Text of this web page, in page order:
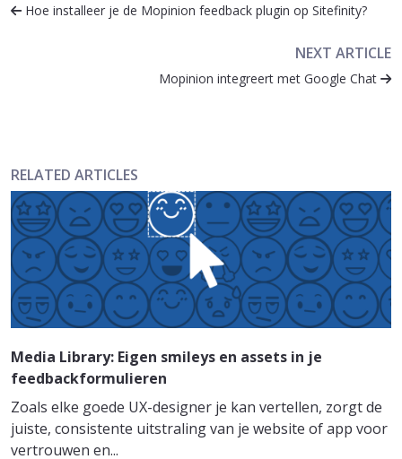
Hoe installeer je de Mopinion feedback plugin op Sitefinity?
NEXT ARTICLE
Mopinion integreert met Google Chat
RELATED ARTICLES
Media Library: Eigen smileys en assets in je
feedbackformulieren
Zoals elke goede UX-designer je kan vertellen, zorgt de
juiste, consistente uitstraling van je website of app voor
vertrouwen en...